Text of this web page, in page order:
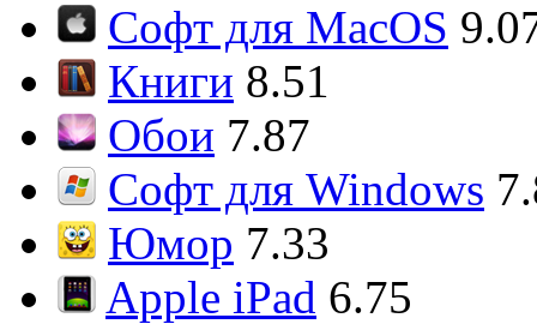
Софт для MacOS
Книги 8.51
Обои 7.87
Софт для Windows
Юмор 7.33
Apple iPad 6.75